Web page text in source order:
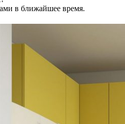
в ближайшее время.